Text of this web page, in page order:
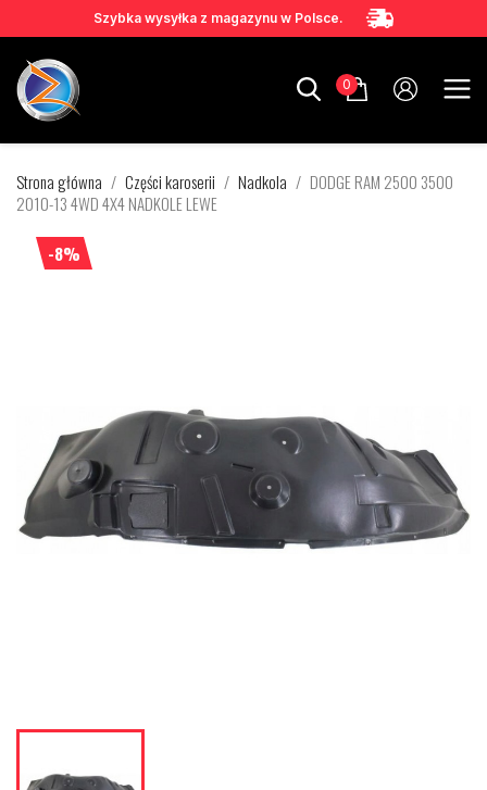
Szybka wysyłka z magazynu w Polsce.
0
Strona główna Części karoserii Nadkola
DODGE RAM 2500 3500
2010-13 4WD 4X4 NADKOLE LEWE
-8%